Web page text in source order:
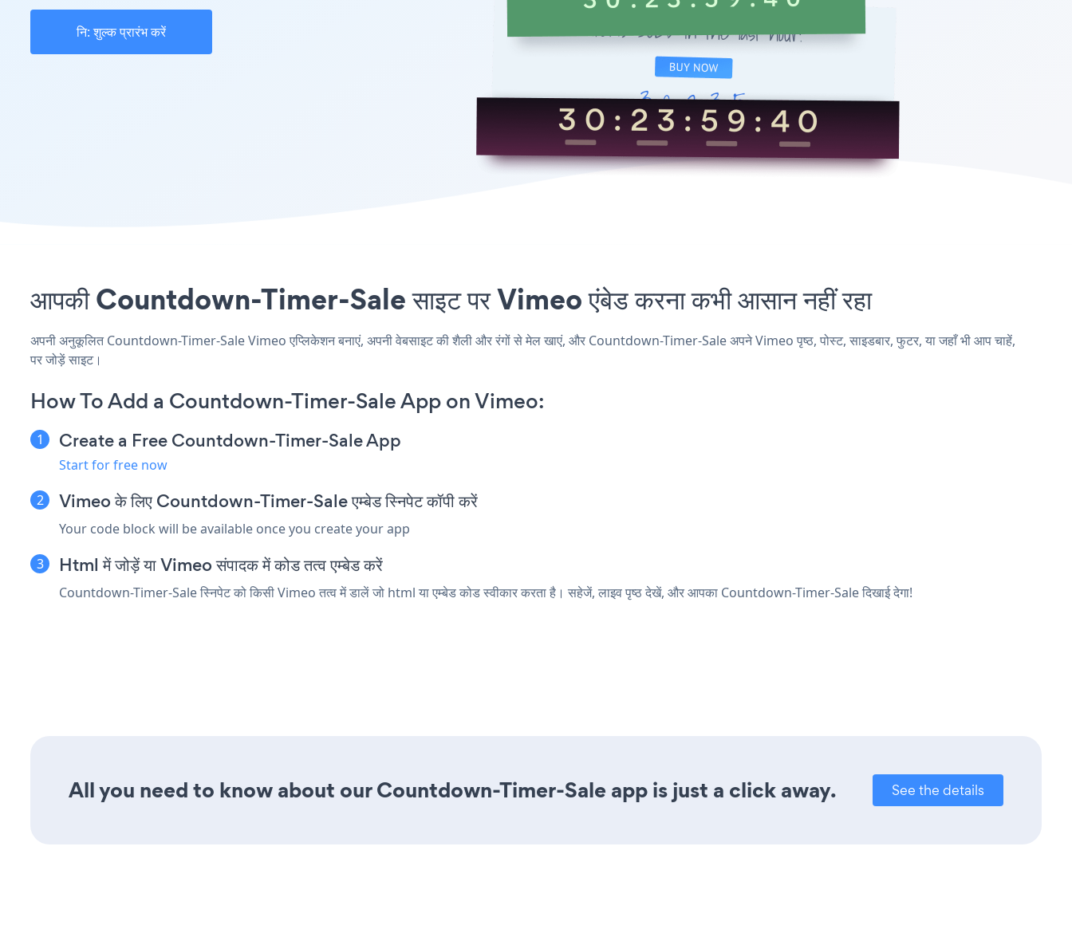
नि: शुल्क प्रारंभ करें
आपकी Countdown-Timer-Sale साइट पर Vimeo एंबेड करना कभी आसान नहीं रहा
अपनी अनुकूलित Countdown-Timer-Sale Vimeo एप्लिकेशन बनाएं, अपनी वेबसाइट की शैली और रंगों से मेल खाएं, और Countdown-Timer-Sale अपने Vimeo पृष्ठ, पोस्ट, साइडबार, फुटर, या जहाँ भी आप चाहें,
पर जोड़ें साइट।
How To Add a Countdown-Timer-Sale App on Vimeo:
Create a Free Countdown-Timer-Sale App
Start for free now
Vimeo के लिए Countdown-Timer-Sale एम्बेड स्निपेट कॉपी करें
Your code block will be available once you create your app
Html में जोड़ें या Vimeo संपादक में कोड तत्व एम्बेड करें
Countdown-Timer-Sale स्निपेट को किसी Vimeo तत्व में डालें जो html या एम्बेड कोड स्वीकार करता है। सहेजें, लाइव पृष्ठ देखें, और आपका Countdown-Timer-Sale दिखाई देगा!
All you need to know about our Countdown-Timer-Sale app is just a click away. See the details